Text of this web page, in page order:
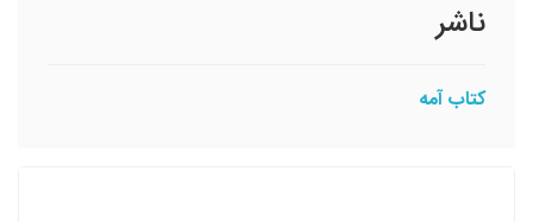
ناشر
کتاب آمه